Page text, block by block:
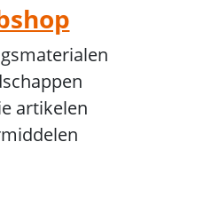
artikelen